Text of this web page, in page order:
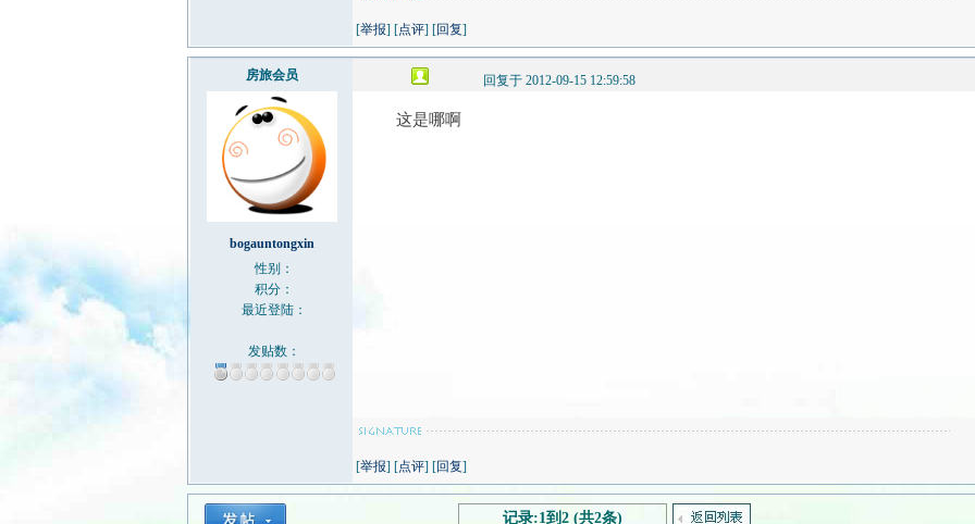
[举报] [点评] [回复]
房旅会员 回复于 2012-09-15 12:59:58
bogauntongxin
性别：
积分：
最近登陆：
发贴数：
这是哪啊
[举报] [点评] [回复]
记录:1到2 (共2条)